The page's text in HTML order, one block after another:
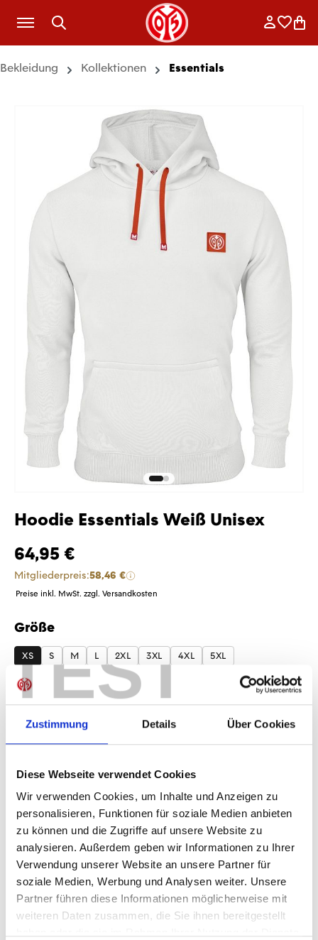
TEST
Zustimmung Details Über Cookies
Diese Webseite verwendet Cookies
Wir verwenden Cookies, um Inhalte und Anzeigen zu
personalisieren, Funktionen für soziale Medien anbieten
zu können und die Zugriffe auf unsere Website zu
analysieren. Außerdem geben wir Informationen zu Ihrer
Verwendung unserer Website an unsere Partner für
soziale Medien, Werbung und Analysen weiter. Unsere
Partner führen diese Informationen möglicherweise mit
weiteren Daten zusammen, die Sie ihnen bereitgestellt
Zum Hauptinhalt springen
Bekleidung Kollektionen Essentials
Hoodie Essentials Weiß Unisex
64,95 €
Mitgliederpreis:58,46 €
Preise inkl. MwSt. zzgl. Versandkosten
Größe
auswählen
XS S M L 2XL 3XL 4XL 5XL
Produkt Anzahl: Gib den gewünschten
Anzahl
Sofort verfügbar, Lieferzeit: 1-3 Tage
IN DEN WARENKORB
Produktdetails